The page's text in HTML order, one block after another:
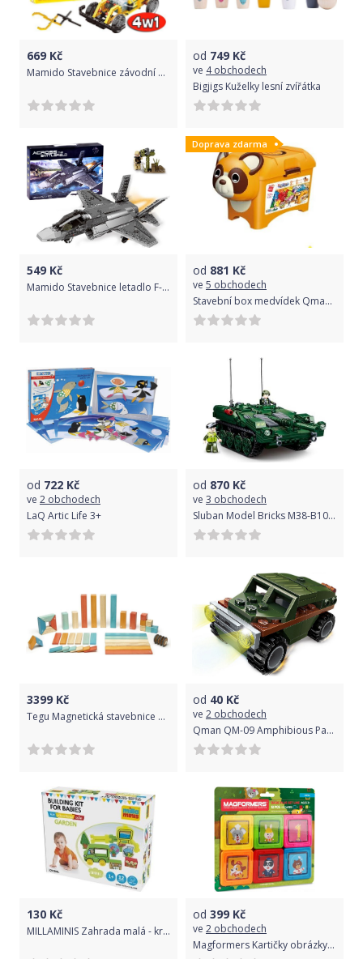
669 Kč
Mamido Stavebnice závodní autíčko 4v1
od 749 Kč
ve 4 obchodech
Bigjigs Kuželky lesní zvířátka
549 Kč
Mamido Stavebnice letadlo F-35 646 dílů
Doprava zdarma
od 881 Kč
ve 5 obchodech
Stavební box medvídek Qman Build N Learn
od 722 Kč
ve 2 obchodech
LaQ Artic Life 3+
od 870 Kč
ve 3 obchodech
Sluban Model Bricks M38-B1010 bojový tank STRV103
3399 Kč
Tegu Magnetická stavebnice TEGU Sunset - 42 dílů
od 40 Kč
ve 2 obchodech
Qman QM-09 Amphibious Panzer 1803-1 Hlídkový vůz
130 Kč
MILLAMINIS Zahrada malá - krabička
od 399 Kč
ve 2 obchodech
Magformers Kartičky obrázky, 6 ks